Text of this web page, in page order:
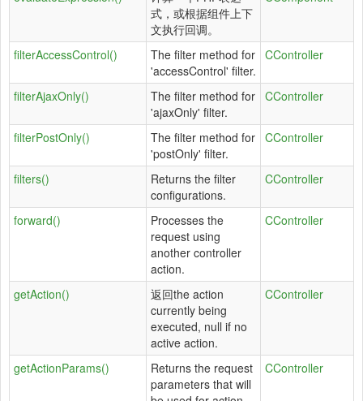
式，或根据组件上下
文执行回调。
filterAccessControl()
The filter method for
'accessControl' filter.
CController
filterAjaxOnly()
The filter method for
'ajaxOnly' filter.
CController
filterPostOnly()
The filter method for
'postOnly' filter.
CController
filters()
Returns the filter
configurations.
CController
forward()
Processes the
request using
another controller
action.
CController
getAction()
返回the action
currently being
executed, null if no
active action.
CController
getActionParams()
Returns the request
parameters that will
CController